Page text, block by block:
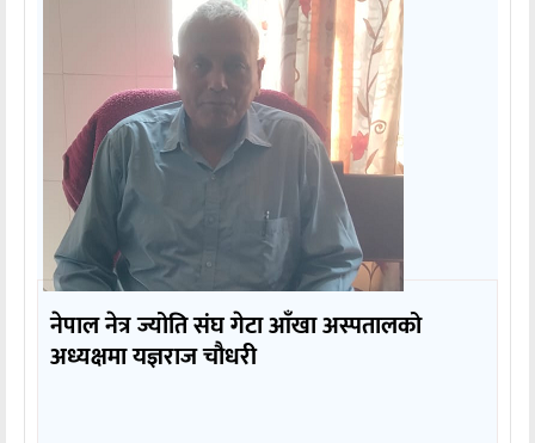
नेपाल नेत्र ज्योति संघ गेटा आँखा अस्पतालको
अध्यक्षमा यज्ञराज चौधरी